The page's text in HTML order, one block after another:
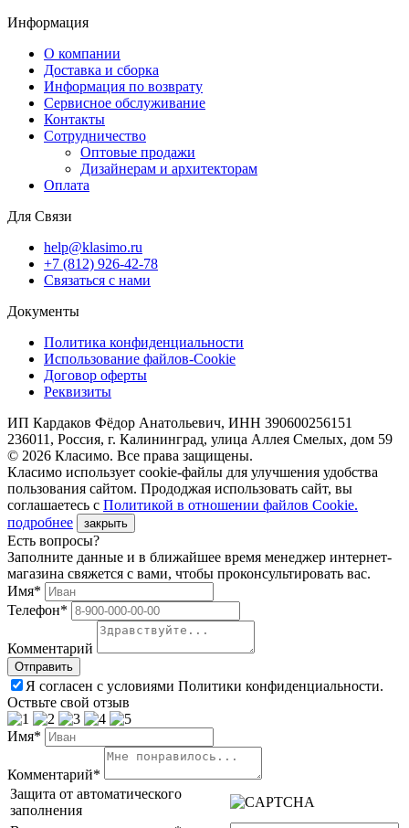
Информация
О компании
Доставка и сборка
Информация по возврату
Сервисное обслуживание
Контакты
Сотрудничество
Оптовые продажи
Дизайнерам и архитекторам
Оплата
Для Связи
help@klasimo.ru
+7 (812) 926-42-78
Связаться с нами
Документы
Политика конфиденциальности
Использование файлов-Cookie
Договор оферты
Реквизиты
ИП Кардаков Фёдор Анатольевич, ИНН 390600256151
236011, Россия, г. Калининград, улица Аллея Смелых, дом 59
© 2026 Класимо. Все права защищены.
Класимо использует cookie-файлы для улучшения удобства
пользования сайтом. Прододжая использовать сайт, вы
соглашаетесь с Политикой в отношении файлов Сookie.
подробнее
закрыть
Есть вопросы?
Заполните данные и в ближайшее время менеджер интернет-
магазина свяжется с вами, чтобы проконсультировать вас.
Имя*
Телефон*
Комментарий
Я согласен с условиями Политики конфиденциальности.
Оствьте свой отзыв
Имя*
Комментарий*
Защита от автоматического
заполнения